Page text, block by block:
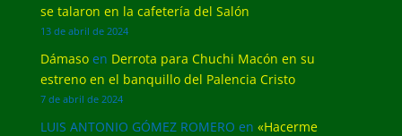
se talaron en la cafetería del Salón
13 de abril de 2024
Dámasoen Derrota para Chuchi Macón en su
estreno en el banquillo del Palencia Cristo
7 de abril de 2024
LUIS ANTONIO GÓMEZ ROMERO en «Hacerme